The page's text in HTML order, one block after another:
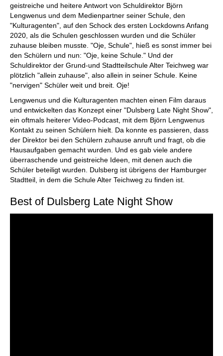
geistreiche und heitere Antwort von Schuldirektor Björn
Lengwenus und dem Medienpartner seiner Schule, den
"Kulturagenten", auf den Schock des ersten Lockdowns Anfang
2020, als die Schulen geschlossen wurden und die Schüler
zuhause bleiben musste. "Oje, Schule", hieß es sonst immer bei
den Schülern und nun: "Oje, keine Schule." Und der
Schuldirektor der Grund-und Stadtteilschule Alter Teichweg war
plötzlich "allein zuhause", also allein in seiner Schule. Keine
"nervigen" Schüler weit und breit. Oje!
Lengwenus und die Kulturagenten machten einen Film daraus
und entwickelten das Konzept einer "Dulsberg Late Night Show",
ein oftmals heiterer Video-Podcast, mit dem Björn Lengwenus
Kontakt zu seinen Schülern hielt. Da konnte es passieren, dass
der Direktor bei den Schülern zuhause anruft und fragt, ob die
Hausaufgaben gemacht wurden. Und es gab viele andere
überraschende und geistreiche Ideen, mit denen auch die
Schüler beteiligt wurden. Dulsberg ist übrigens der Hamburger
Stadtteil, in dem die Schule Alter Teichweg zu finden ist.
Best of Dulsberg Late Night Show